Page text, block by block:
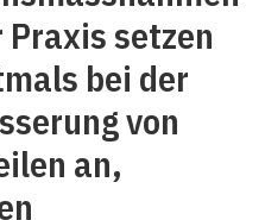
setzen
bei der
von
an,